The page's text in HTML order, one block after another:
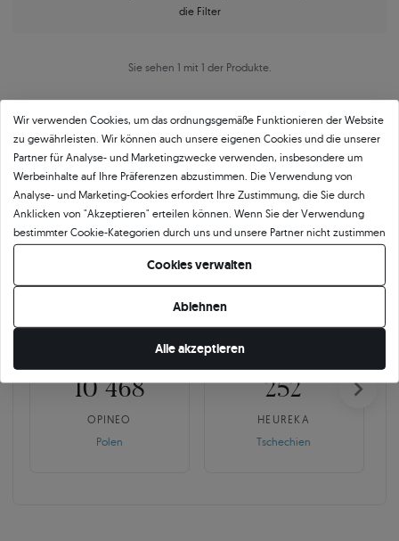
die Filter
Sie sehen 1 mit 1 der Produkte.
Über 11 4845★-Bewertungen in ganz
Europa
GEPRÜFTE BEWERTUNGEN UNSERER KUNDEN
10 468
OPINEO
Polen
252
HEUREKA
Tschechien
Wir verwenden Cookies, um das ordnungsgemäße Funktionieren der Website
zu gewährleisten. Wir können auch unsere eigenen Cookies und die unserer
Partner für Analyse- und Marketingzwecke verwenden, insbesondere um
Werbeinhalte auf Ihre Präferenzen abzustimmen. Die Verwendung von
Analyse- und Marketing-Cookies erfordert Ihre Zustimmung, die Sie durch
Anklicken von "Akzeptieren" erteilen können. Wenn Sie der Verwendung
bestimmter Cookie-Kategorien durch uns und unsere Partner nicht zustimmen
möchten, klicken Sie auf "Lassen Sie mich wählen" und bestimmen Sie Ihre
Präferenzen. Sie können Ihre Zustimmung jederzeit widerrufen, indem Sie
Ihre Cookie-Einstellungen ändern.
Cookies verwalten
Ablehnen
Alle akzeptieren